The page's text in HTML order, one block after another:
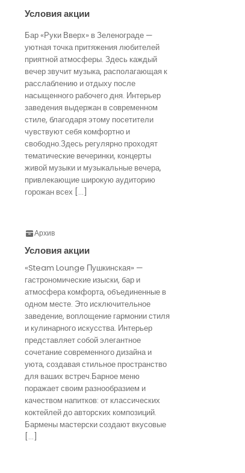
Условия акции
Бар «Руки Вверх» в Зеленограде —
уютная точка притяжения любителей
приятной атмосферы. Здесь каждый
вечер звучит музыка, располагающая к
расслаблению и отдыху после
насыщенного рабочего дня. Интерьер
заведения выдержан в современном
стиле, благодаря этому посетители
чувствуют себя комфортно и
свободно.Здесь регулярно проходят
тематические вечеринки, концерты
живой музыки и музыкальные вечера,
привлекающие широкую аудиторию
горожан всех […]
Архив
Условия акции
«Steam Lounge Пушкинская» —
гастрономические изыски, бар и
атмосфера комфорта, объединенные в
одном месте. Это исключительное
заведение, воплощение гармонии стиля
и кулинарного искусства. Интерьер
представляет собой элегантное
сочетание современного дизайна и
уюта, создавая стильное пространство
для ваших встреч.Барное меню
поражает своим разнообразием и
качеством напитков: от классических
коктейлей до авторских композиций.
Бармены мастерски создают вкусовые
[…]